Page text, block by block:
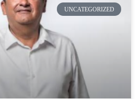
UNCATEGORIZED